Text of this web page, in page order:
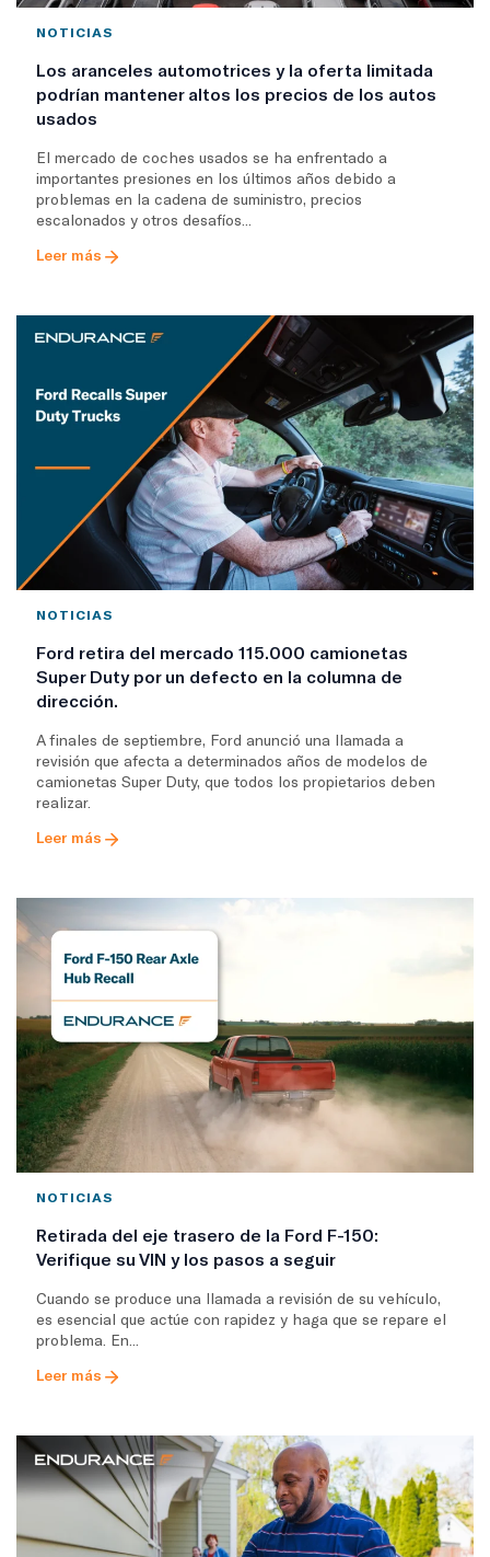
NOTICIAS
Los aranceles automotrices y la oferta limitada
podrían mantener altos los precios de los autos
usados
El mercado de coches usados se ha enfrentado a
importantes presiones en los últimos años debido a
problemas en la cadena de suministro, precios
escalonados y otros desafíos...
Leer más
NOTICIAS
Ford retira del mercado 115.000 camionetas
Super Duty por un defecto en la columna de
dirección.
A finales de septiembre, Ford anunció una llamada a
revisión que afecta a determinados años de modelos de
camionetas Super Duty, que todos los propietarios deben
realizar.
Leer más
NOTICIAS
Retirada del eje trasero de la Ford F-150:
Verifique su VIN y los pasos a seguir
Cuando se produce una llamada a revisión de su vehículo,
es esencial que actúe con rapidez y haga que se repare el
problema. En...
Leer más